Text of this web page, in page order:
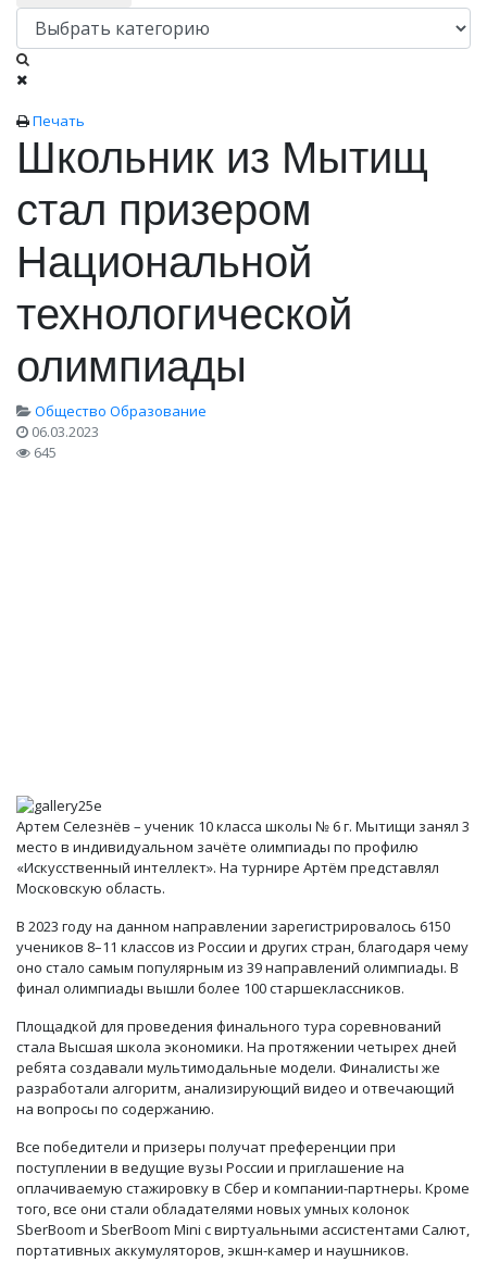
Печать
Школьник из Мытищ
стал призером
Национальной
технологической
олимпиады
Общество Образование
06.03.2023
645
Артем Селезнёв – ученик 10 класса школы № 6 г. Мытищи занял 3
место в индивидуальном зачёте олимпиады по профилю
«Искусственный интеллект». На турнире Артём представлял
Московскую область.
В 2023 году на данном направлении зарегистрировалось 6150
учеников 8–11 классов из России и других стран, благодаря чему
оно стало самым популярным из 39 направлений олимпиады. В
финал олимпиады вышли более 100 старшеклассников.
Площадкой для проведения финального тура соревнований
стала Высшая школа экономики. На протяжении четырех дней
ребята создавали мультимодальные модели. Финалисты же
разработали алгоритм, анализирующий видео и отвечающий
на вопросы по содержанию.
Все победители и призеры получат преференции при
поступлении в ведущие вузы России и приглашение на
оплачиваемую стажировку в Сбер и компании-партнеры. Кроме
того, все они стали обладателями новых умных колонок
SberBoom и SberBoom Mini с виртуальными ассистентами Салют,
портативных аккумуляторов, экшн-камер и наушников.